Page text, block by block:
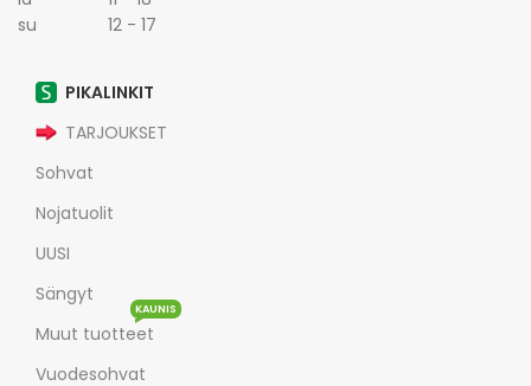
su 12 - 17
PIKALINKIT
TARJOUKSET
Sohvat
Nojatuolit
UUSI
Sängyt
Muut tuotteet
KAUNIS
Vuodesohvat